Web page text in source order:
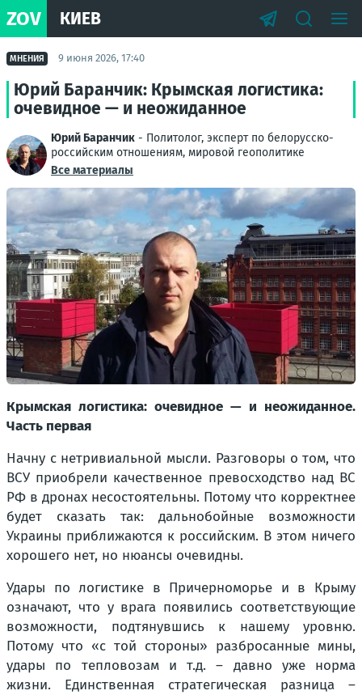
ZOV КИЕВ
МНЕНИЯ 9 июня 2026, 17:40
Юрий Баранчик: Крымская логистика:
очевидное — и неожиданное
Юрий Баранчик - Политолог, эксперт по белорусско-
российским отношениям, мировой геополитике
Все материалы
Крымская логистика: очевидное — и неожиданное.
Часть первая
Начну с нетривиальной мысли. Разговоры о том, что
ВСУ приобрели качественное превосходство над ВС
РФ в дронах несостоятельны. Потому что корректнее
будет сказать так: дальнобойные возможности
Украины приближаются к российским. В этом ничего
хорошего нет, но нюансы очевидны.
Удары по логистике в Причерноморье и в Крыму
означают, что у врага появились соответствующие
возможности, подтянувшись к нашему уровню.
Потому что «с той стороны» разбросанные мины,
удары по тепловозам и т.д. – давно уже норма
жизни. Единственная стратегическая разница –